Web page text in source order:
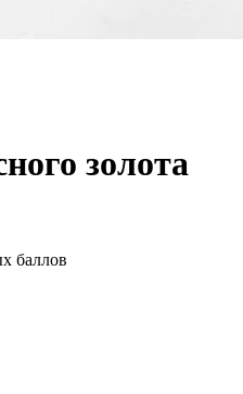
золота
баллов